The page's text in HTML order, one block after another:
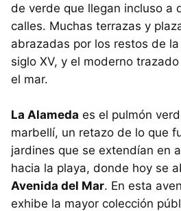
de verde que llegan incluso a
calles. Muchas terrazas y
abrazadas por los restos de
siglo XV, y el moderno
el mar.
La Alameda es el pulmón
marbellí, un retazo de lo que
jardines que se extendían en
hacia la playa, donde hoy se
Avenida del Mar. En esta
exhibe la mayor colección